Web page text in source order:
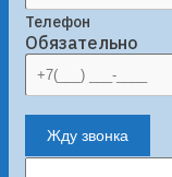
Телефон
Обязательно
Жду звонка